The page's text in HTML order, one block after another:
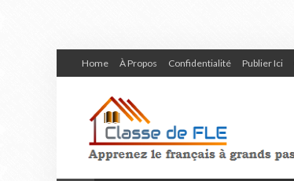
Home À Propos Confidentialité Publier Ici